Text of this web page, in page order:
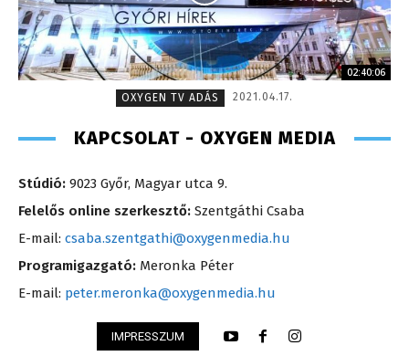
02:40:06
OXYGEN TV ADÁS
2021.04.17.
KAPCSOLAT - OXYGEN MEDIA
Stúdió: 9023 Győr, Magyar utca 9.
Felelős online szerkesztő: Szentgáthi Csaba
E-mail: csaba.szentgathi@oxygenmedia.hu
Programigazgató: Meronka Péter
E-mail: peter.meronka@oxygenmedia.hu
IMPRESSZUM